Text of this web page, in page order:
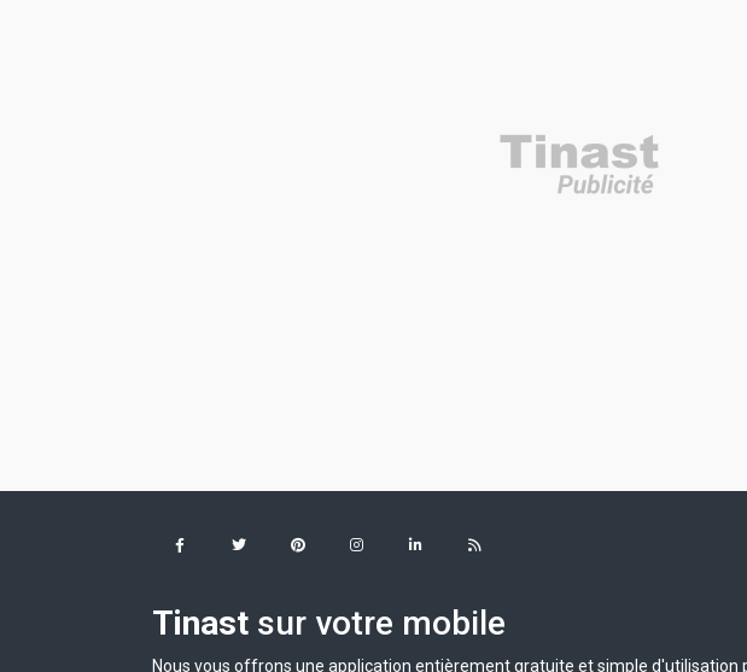
Tinast sur votre mobile
Nous vous offrons une application entièrement gratuite et simple d'utilisation